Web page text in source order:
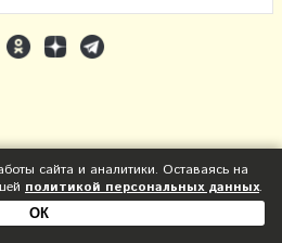
сайта и аналитики. Оставаясь на
политикой персональных данных.
ОК